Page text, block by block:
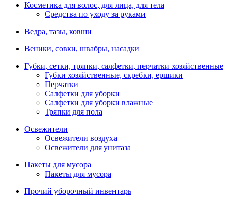
Косметика для волос, для лица, для тела
Средства по уходу за руками
Ведра, тазы, ковши
Веники, совки, швабры, насадки
Губки, сетки, тряпки, салфетки, перчатки хозяйственные
Губки хозяйственные, скребки, ершики
Перчатки
Салфетки для уборки
Салфетки для уборки влажные
Тряпки для пола
Освежители
Освежители воздуха
Освежители для унитаза
Пакеты для мусора
Пакеты для мусора
Прочий уборочный инвентарь